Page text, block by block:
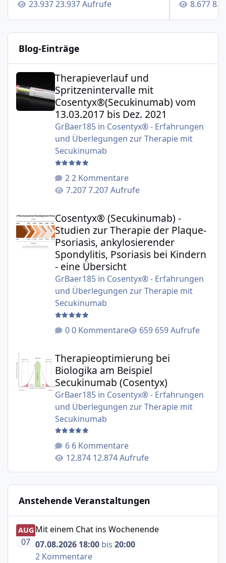
23.937 Aufrufe
Blog-Einträge
Therapieverlauf und Spritzenintervalle mit
Therapieverlauf und
Spritzenintervalle mit
Cosentyx®(Secukinumab) vom
13.03.2017 bis Dez. 2021
GrBaer185in Cosentyx® - Erfahrungen
und Überlegungen zur Therapie mit
Secukinumab
2 Kommentare
7.207 Aufrufe
Cosentyx® (Secukinumab) -
Studien zur Therapie der Plaque-
Psoriasis, ankylosierender
Spondylitis, Psoriasis bei Kindern
- eine Übersicht
GrBaer185in Cosentyx® - Erfahrungen
und Überlegungen zur Therapie mit
Secukinumab
0 Kommentare
659 Aufrufe
Therapieoptimierung bei Biologika am Beispiel
Therapieoptimierung bei
Biologika am Beispiel
Secukinumab (Cosentyx)
GrBaer185in Cosentyx® - Erfahrungen
und Überlegungen zur Therapie mit
Secukinumab
6 Kommentare
12.874 Aufrufe
Anstehende Veranstaltungen
Mit einem Chat ins Wochenende
AUG
07
Mit einem Chat ins Wochenende
07.08.2026 18:00 bis 20:00
2 Kommentare